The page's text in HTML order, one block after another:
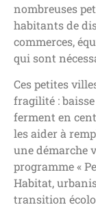
nombreuses
habitants de
commerces,
qui sont
Ces petites
fragilité :
ferment en
les aider à
une démarche
programme «
Habitat,
transition